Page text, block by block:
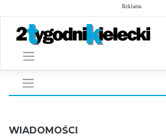
to
content
Reklama
WIADOMOŚCI